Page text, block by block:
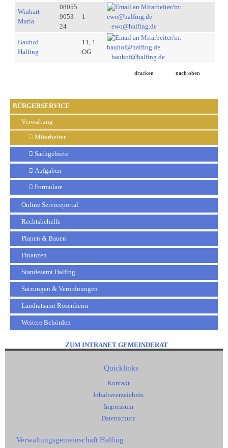
BÜRGERSERVICE
Verwaltung
Mitarbeiter
Sachgebiete
Aufgaben
Formulare
Online Serviceportal
Rechtsbehelfe
Planen & Bauen
Finanzen
Standesamt Halfing
Satzungen & Verordnungen
Landratsamt Rosenheim
Weitere Behörden
Winhart
Maria
08055
9053-
24
1
ewo@halfing.de
Bauhof
Halfing
11, 1.
OG
bauhof@halfing.de
drucken nach oben
ZUM INTRANET GEMEINDERAT
Quicklinks
Kontakt
Inhaltsverzeichnis
Impressum
Datenschutz
Verwaltungsgemeinschaft Halfing